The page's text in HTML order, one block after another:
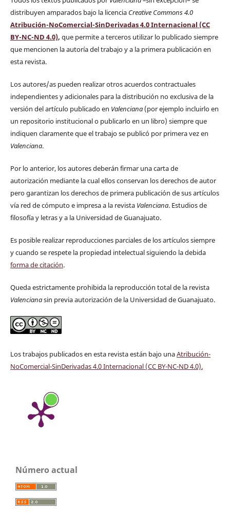
distribuyen amparados bajo la licencia Creative Commons 4.0
Atribución-NoComercial-SinDerivadas 4.0 Internacional (CC
BY-NC-ND 4.0), que permite a terceros utilizar lo publicado siempre
que mencionen la autoría del trabajo y a la primera publicación en
esta revista.
Los autores/as pueden realizar otros acuerdos contractuales
independientes y adicionales para la distribución no exclusiva de la
versión del artículo publicado en Valenciana(por ejemplo incluirlo en
un repositorio institucional o publicarlo en un libro) siempre que
indiquen claramente que el trabajo se publicó por primera vez en
Valenciana.
Por lo anterior, los autores deberán firmar una carta de
autorización mediante la cual ellos conservan los derechos de autor
pero garantizan los derechos de primera publicación de sus artículos
vía red de cómputo e impresa a la revista Valenciana. Estudios de
filosofía y letras y a la Universidad de Guanajuato.
Es posible realizar reproducciones parciales de los artículos siempre
y cuando se respete la propiedad intelectual siguiendo la debida
forma de citación.
Queda estrictamente prohibida la reproducción total de la revista
Valencianasin previa autorización de la Universidad de Guanajuato.
Los trabajos publicados en esta revista están bajo unaAtribución-
NoComercial-SinDerivadas 4.0 Internacional (CC BY-NC-ND 4.0).
Número actual